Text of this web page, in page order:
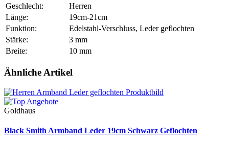
Geschlecht:
Herren
Länge:
19cm-21cm
Funktion:
Edelstahl-Verschluss, Leder geflochten
Stärke:
3 mm
Breite:
10 mm
Ähnliche Artikel
Goldhaus
Black Smith Armband Leder 19cm Schwarz Geflochten